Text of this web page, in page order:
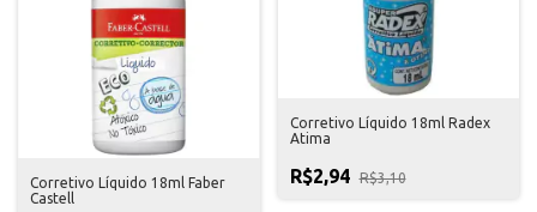
Corretivo Líquido 18ml Faber
Castell
Corretivo Líquido 18ml Radex
Atima
R$2,94 R$3,10